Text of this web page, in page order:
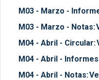
M03 - Marzo -
M03 - Marzo - Notas:
M04 - Abril - Circular:
M04 - Abril -
M04 - Abril - Notas: